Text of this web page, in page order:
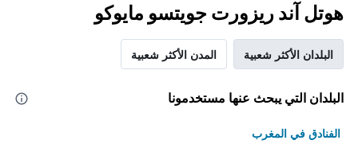
هوتل آند ريزورت جويتسو مايوكو
البلدان الأكثر شعبية المدن الأكثر شعبية
البلدان التي يبحث عنها مستخدمونا
الفنادق في المغرب